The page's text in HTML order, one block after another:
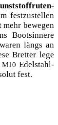
fest­zu­stel­len
mehr bewe­gen
Boot­s­in­ne­re
längs an
Bret­ter lege
M10 Edel­stahl­
fest.